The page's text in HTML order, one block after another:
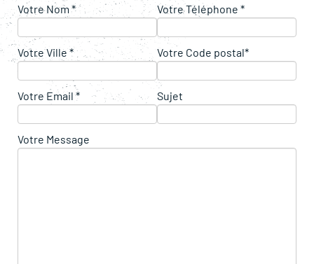
Votre Nom *
Votre Ville *
Votre Email *
Votre Téléphone *
Votre Code postal*
Sujet
Votre Message